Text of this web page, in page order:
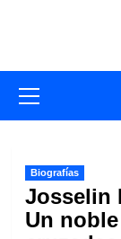
primario
Biografías
Josselin
Un